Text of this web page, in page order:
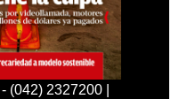
(042) 2327200 |